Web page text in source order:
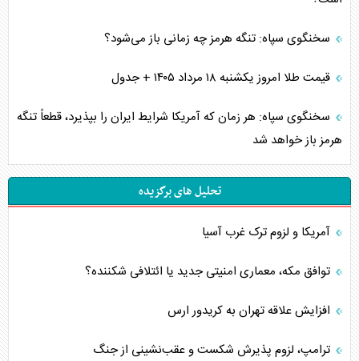
سخنگوی سپاه: تنگه هرمز چه زمانی باز می‌شود؟
قیمت طلا امروز یکشنبه ۱۸ مرداد ۱۴۰۵ + جدول
سخنگوی سپاه: هر زمان که آمریکا شرایط ایران را بپذیرد، قطعاً تنگه
هرمز باز خواهد شد
تحلیل های برگزیده
آمریکا و لزوم ترک غرب آسیا
توافق مکه، معماری امنیتی جدید یا ائتلافی شکننده؟
افزایش علاقه تهران به کریدور ارس
ترامپ، لزوم پذیرش شکست و عقب‌نشینی از جنگ